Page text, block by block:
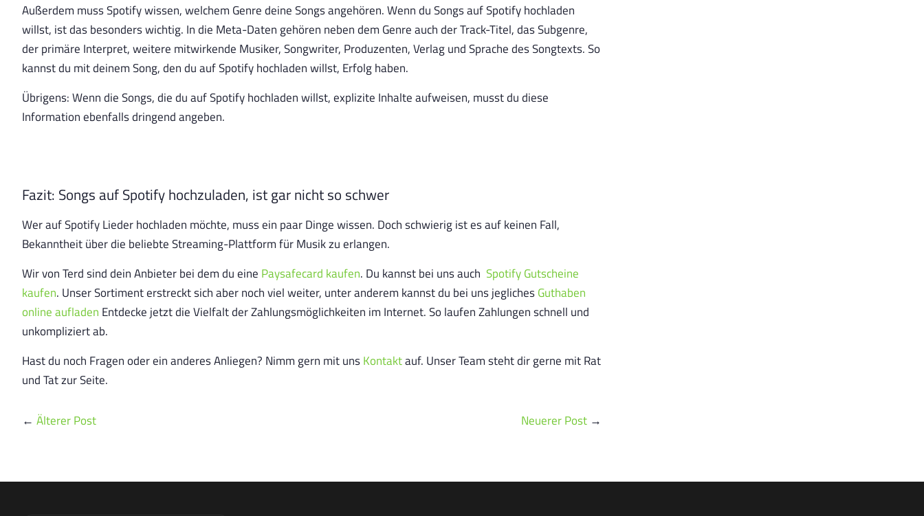
Außerdem muss Spotify wissen, welchem Genre deine Songs angehören. Wenn du Songs auf Spotify hochladen
willst, ist das besonders wichtig. In die Meta-Daten gehören neben dem Genre auch der Track-Titel, das Subgenre,
der primäre Interpret, weitere mitwirkende Musiker, Songwriter, Produzenten, Verlag und Sprache des Songtexts. So
kannst du mit deinem Song, den du auf Spotify hochladen willst, Erfolg haben.
Übrigens: Wenn die Songs, die du auf Spotify hochladen willst, explizite Inhalte aufweisen, musst du diese
Information ebenfalls dringend angeben.
Fazit: Songs auf Spotify hochzuladen, ist gar nicht so schwer
Wer auf Spotify Lieder hochladen möchte, muss ein paar Dinge wissen. Doch schwierig ist es auf keinen Fall,
Bekanntheit über die beliebte Streaming-Plattform für Musik zu erlangen.
Wir von Terd sind dein Anbieter bei dem du eine Paysafecard kaufen. Du kannst bei uns auch Spotify Gutscheine
kaufen. Unser Sortiment erstreckt sich aber noch viel weiter, unter anderem kannst du bei uns jeglichesGuthaben
online aufladen Entdecke jetzt die Vielfalt der Zahlungsmöglichkeiten im Internet. So laufen Zahlungen schnell und
unkompliziert ab.
Hast du noch Fragen oder ein anderes Anliegen? Nimm gern mit unsKontaktauf. Unser Team steht dir gerne mit Rat
und Tat zur Seite.
← Älterer Post Neuerer Post →